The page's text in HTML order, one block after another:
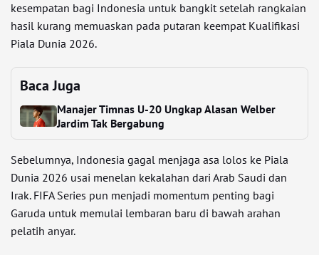
kesempatan bagi Indonesia untuk bangkit setelah rangkaian
hasil kurang memuaskan pada putaran keempat Kualifikasi
Piala Dunia 2026.
Baca Juga
Manajer Timnas U-20 Ungkap Alasan Welber
Jardim Tak Bergabung
Sebelumnya, Indonesia gagal menjaga asa lolos ke Piala
Dunia 2026 usai menelan kekalahan dari Arab Saudi dan
Irak. FIFA Series pun menjadi momentum penting bagi
Garuda untuk memulai lembaran baru di bawah arahan
pelatih anyar.